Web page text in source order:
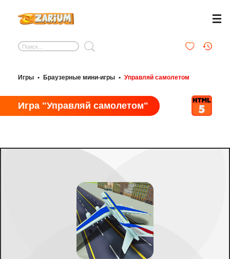
Игры • Браузерные мини-игры • Управляй самолетом
Игра "Управляй самолетом"